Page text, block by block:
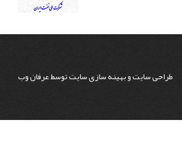
طراحی سایتوبهینه سازی سایتتوسطعرفان وب